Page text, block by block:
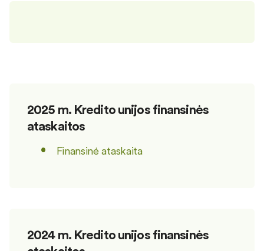
2025 m. Kredito unijos finansinės
ataskaitos
Finansinė ataskaita
2024 m. Kredito unijos finansinės